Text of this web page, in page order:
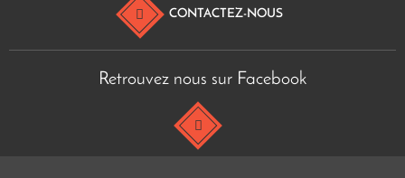
CONTACTEZ-NOUS
Retrouvez nous sur Facebook